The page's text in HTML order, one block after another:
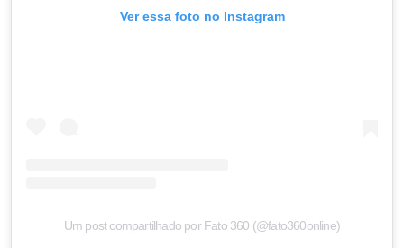
Ver essa foto no Instagram
Um post compartilhado por Fato 360 (@fato360online)